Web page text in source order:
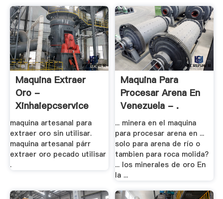
Maquina Extraer
Oro -
Xinhaiepcservice
maquina artesanal para
extraer oro sin utilisar.
maquina artesanal párr
extraer oro pecado utilisar
.
Maquina Para
Procesar Arena En
Venezuela - .
... minera en el maquina
para procesar arena en ...
solo para arena de río o
tambien para roca molida?
... los minerales de oro En
la ...